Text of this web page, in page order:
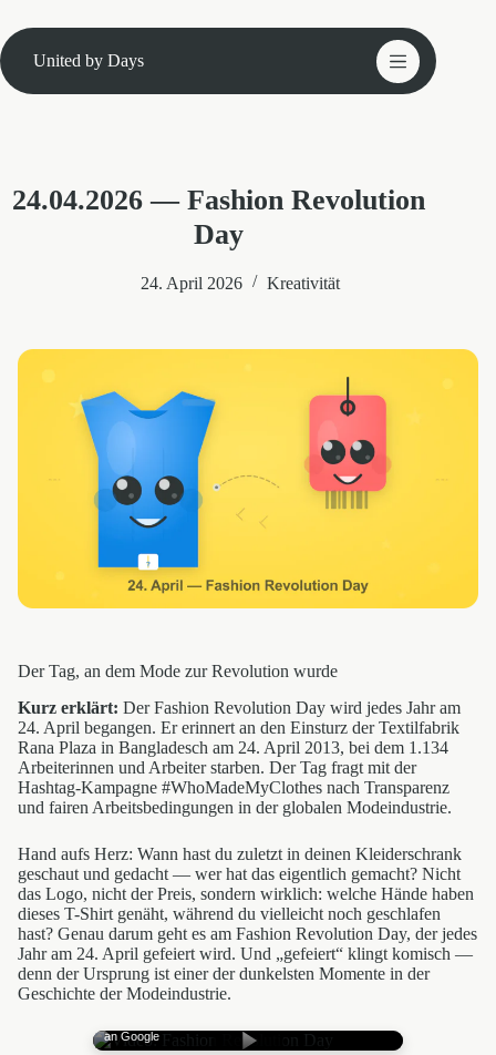
Inhalt
springen
United by Days
24.04.2026 — Fashion Revolution
Day
24. April 2026 Kreativität
Der Tag, an dem Mode zur Revolution wurde
Kurz erklärt: Der Fashion Revolution Day wird jedes Jahr am
24. April begangen. Er erinnert an den Einsturz der Textilfabrik
Rana Plaza in Bangladesch am 24. April 2013, bei dem 1.134
Arbeiterinnen und Arbeiter starben. Der Tag fragt mit der
Hashtag-Kampagne #WhoMadeMyClothes nach Transparenz
und fairen Arbeitsbedingungen in der globalen Modeindustrie.
Hand aufs Herz: Wann hast du zuletzt in deinen Kleiderschrank
geschaut und gedacht — wer hat das eigentlich gemacht? Nicht
das Logo, nicht der Preis, sondern wirklich: welche Hände haben
dieses T-Shirt genäht, während du vielleicht noch geschlafen
hast? Genau darum geht es am Fashion Revolution Day, der jedes
Jahr am 24. April gefeiert wird. Und „gefeiert“ klingt komisch —
denn der Ursprung ist einer der dunkelsten Momente in der
Geschichte der Modeindustrie.
an Google